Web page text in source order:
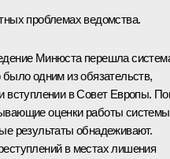
проблемах ведомства.
Минюста перешла
одним из обязательств,
вступлении в Совет Европы.
оценки работы системы
результаты обнадеживают.
в местах лишения